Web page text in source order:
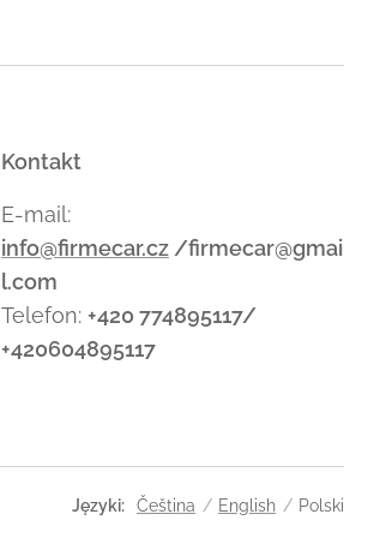
Kontakt
E-mail:
info@firmecar.cz /firmecar@gmai
l.com
Telefon: +420 774895117/
+420604895117
Języki Čeština English Polski